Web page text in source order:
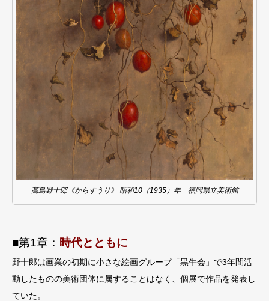
髙島野十郎《からすうり》 昭和10（1935）年 福岡県立美術館
■第1章： 時代とともに
野⼗郎は画業の初期に⼩さな絵画グループ「黒⽜会」で3年間活
動したものの美術団体に属することはなく、個展で作品を発表し
ていた。